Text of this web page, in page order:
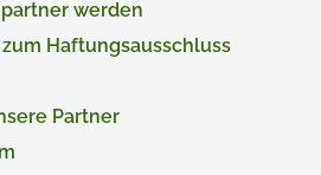
werden
Haftungsausschluss
Partner